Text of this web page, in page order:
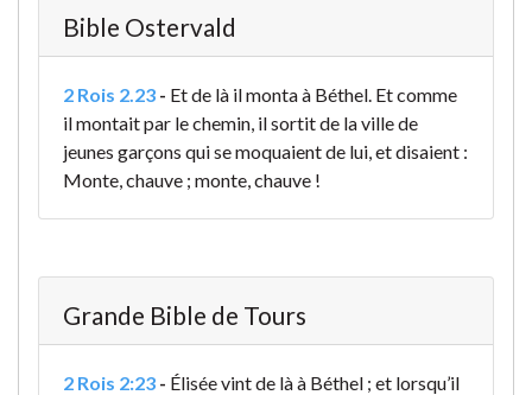
Bible Ostervald
2 Rois 2.23 - Et de là il monta à Béthel. Et comme
il montait par le chemin, il sortit de la ville de
jeunes garçons qui se moquaient de lui, et disaient :
Monte, chauve ; monte, chauve !
Grande Bible de Tours
2 Rois 2:23 - Élisée vint de là à Béthel ; et lorsqu’il